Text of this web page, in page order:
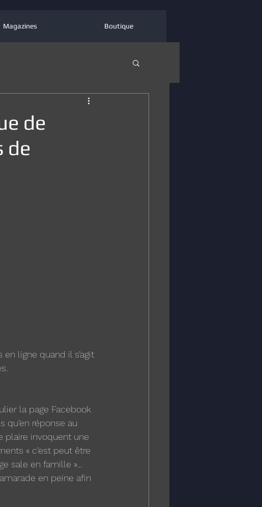
Magazines Boutique
de
de
ligne quand il s’agit
la page Facebook
qu’en réponse au
plaire invoquent une
« c’est peut être
sale en famille »...
en peine afin